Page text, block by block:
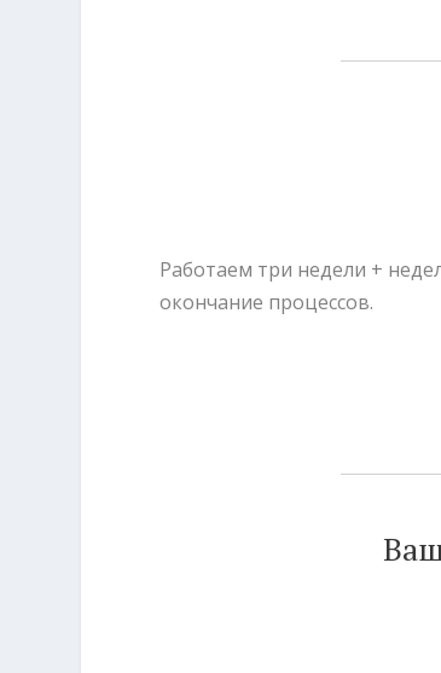
Работаем три недели +
окончание процессов.